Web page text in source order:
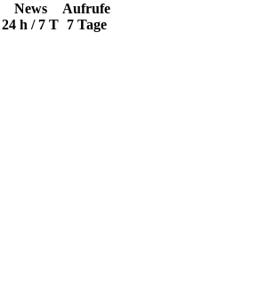
News
24 h / 7 T
Aufrufe
7 Tage